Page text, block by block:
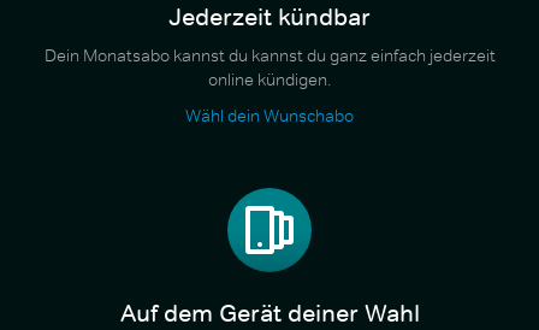
Jederzeit kündbar
Dein Monatsabo kannst du kannst du ganz einfach jederzeit
online kündigen.
Wähl dein Wunschabo
Auf dem Gerät deiner Wahl